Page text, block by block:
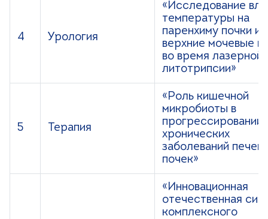
4 Урология
«Исследование
температуры на
паренхиму почки и
верхние мочевые
во время лазерной
литотрипсии»
5 Терапия
«Роль кишечной
микробиоты в
прогрессировании
хронических
заболеваний
почек»
«Инновационная
отечественная
комплексного